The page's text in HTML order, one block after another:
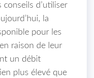
d’utiliser
la
pour les
raison de leur
un débit
plus élevé que